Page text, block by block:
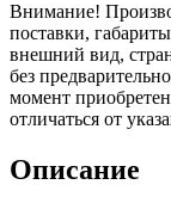
Внимание!
поставки,
внешний вид,
без
момент
отличаться от
Описание